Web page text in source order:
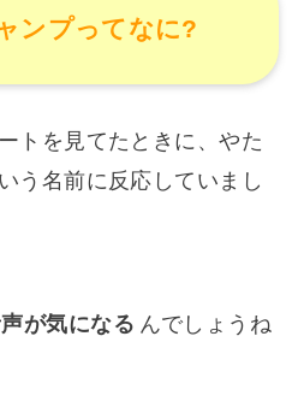
ンプってなに?
トを見てたときに、やた
う名前に反応していまし
が気になる んでしょうね